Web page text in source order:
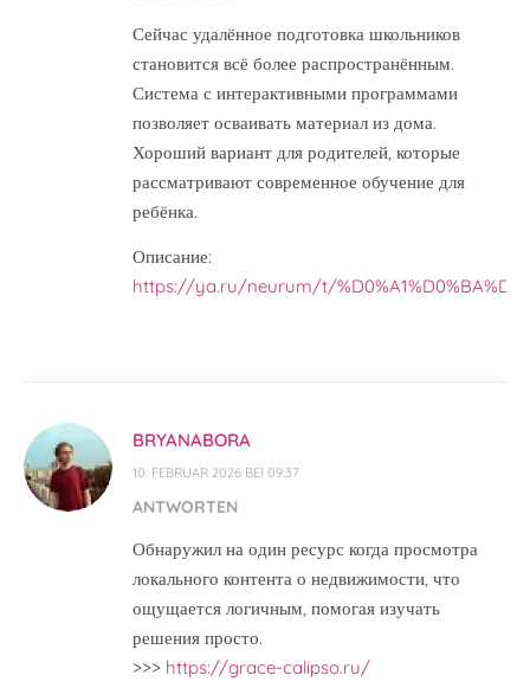
Сейчас удалённое подготовка школьников
становится всё более распространённым.
Система с интерактивными программами
позволяет осваивать материал из дома.
Хороший вариант для родителей, которые
рассматривают современное обучение для
ребёнка.
Описание:
https://ya.ru/neurum/t/
BRYANABORA
10. FEBRUAR 2026 BEI 09:37
ANTWORTEN
Обнаружил на один ресурс когда просмотра
локального контента о недвижимости, что
ощущается логичным, помогая изучать
решения просто.
>>> https://grace-calipso.ru/